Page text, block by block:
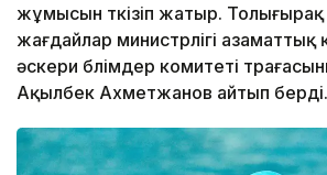
жұмысын өткізіп жатыр. Толығырақ
жағдайлар министрлігі
әскери бөлімдер комитеті
Ақылбек Ахметжанов айтып берді.